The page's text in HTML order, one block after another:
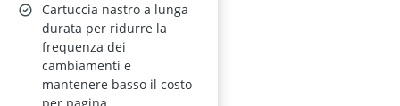
Cartuccia nastro a lunga
durata per ridurre la
frequenza dei
cambiamenti e
mantenere basso il costo